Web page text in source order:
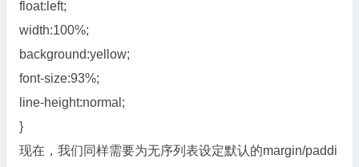
float:left;
width:100%;
background:yellow;
font-size:93%;
line-height:normal;
}
现在，我们同样需要为无序列表设定默认的margin/paddi